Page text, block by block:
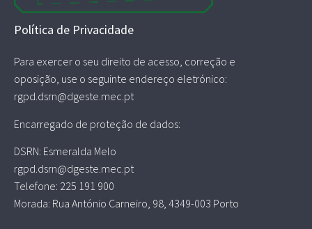
Política de Privacidade
Para exercer o seu direito de acesso, correção e
oposição, use o seguinte endereço eletrónico:
rgpd.dsrn@dgeste.mec.pt
Encarregado de proteção de dados:
DSRN: Esmeralda Melo
rgpd.dsrn@dgeste.mec.pt
Telefone: 225 191 900
Morada: Rua António Carneiro, 98, 4349-003 Porto